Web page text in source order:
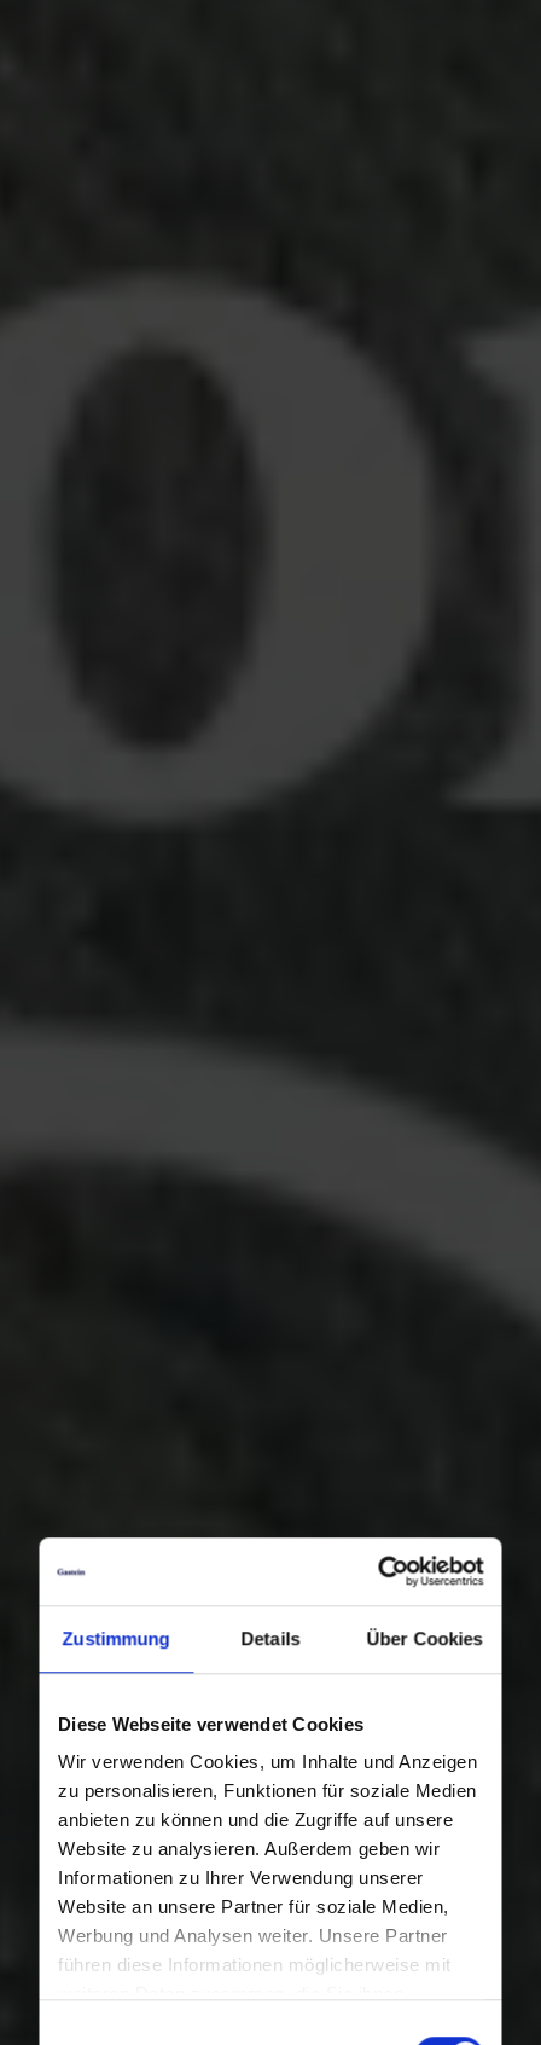
Zustimmung Details Über Cookies
Diese Webseite verwendet Cookies
Wir verwenden Cookies, um Inhalte und Anzeigen
zu personalisieren, Funktionen für soziale Medien
anbieten zu können und die Zugriffe auf unsere
Website zu analysieren. Außerdem geben wir
Informationen zu Ihrer Verwendung unserer
Website an unsere Partner für soziale Medien,
Werbung und Analysen weiter. Unsere Partner
führen diese Informationen möglicherweise mit